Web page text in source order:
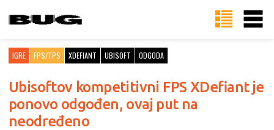
IGRE FPS/TPS XDEFIANT UBISOFT ODGODA
Ubisoftov kompetitivni FPS XDefiant je
ponovo odgođen, ovaj put na
neodređeno